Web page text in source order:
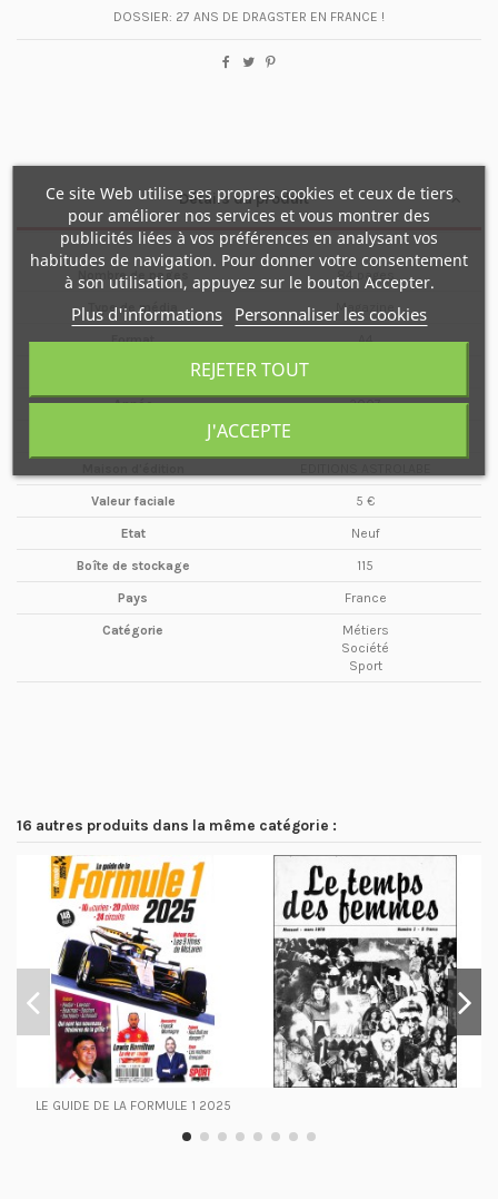
DOSSIER: 27 ANS DE DRAGSTER EN FRANCE !
Détails du produit
Nombre de pages 84 pages
Type de média Magazine
Format A4
Novembre / Décembre
Année 2007
Valeur faciale 5 €
Etat Neuf
Boîte de stockage 115
Pays France
Catégorie
Métiers
Société
Sport
16 autres produits dans la même catégorie :
LE GUIDE DE LA FORMULE 1 2025
Ce site Web utilise ses propres cookies et ceux de tiers
pour améliorer nos services et vous montrer des
publicités liées à vos préférences en analysant vos
habitudes de navigation. Pour donner votre consentement
à son utilisation, appuyez sur le bouton Accepter.
Plus d'informations Personnaliser les cookies
REJETER TOUT
J'ACCEPTE